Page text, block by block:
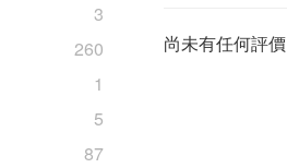
3
260
1
5
87
尚未有任何評價